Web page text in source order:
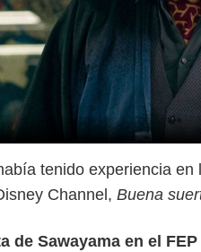
tenido experiencia en
Channel, Buena
de Sawayama en el